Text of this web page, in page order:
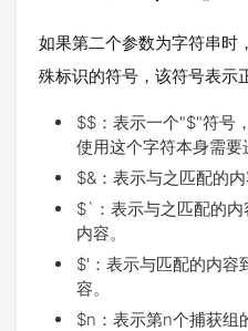
如果第二个参数为字符串时
殊标识的符号，该符号表示
$$：表示一个"$"符号
使用这个字符本身需要
$&：表示与之匹配的内
$`：表示与之匹配的
内容。
$'：表示与匹配的内容
容。
$n：表示第n个捕获组